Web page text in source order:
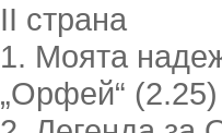
II страна
1. Моята
„Орфей“ (2.25)